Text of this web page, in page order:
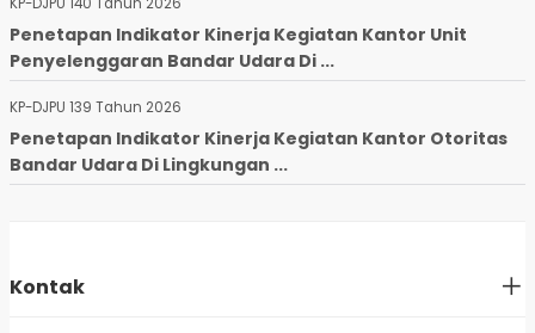
Penetapan Indikator Kinerja Kegiatan Kantor Unit
Penyelenggaran Bandar Udara Di ...
KP-DJPU 139 Tahun 2026
Penetapan Indikator Kinerja Kegiatan Kantor Otoritas
Bandar Udara Di Lingkungan ...
Kontak